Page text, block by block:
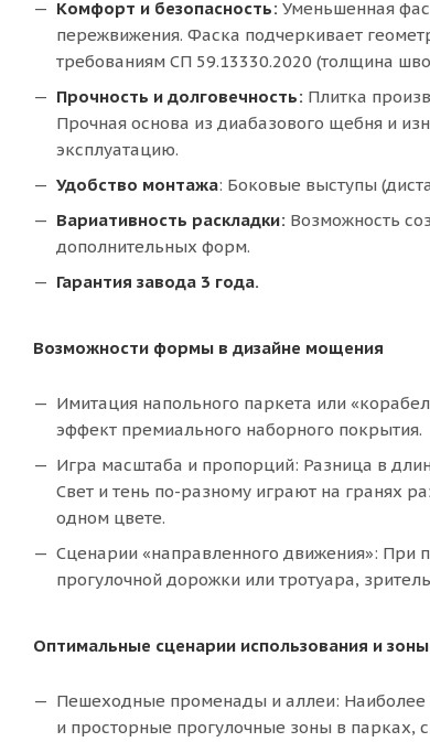
Комфорт и безопасность: Уменьшенная
пережвижения. Фаска подчеркивает
требованиям СП 59.13330.2020 (толщина
Прочность и долговечность: Плитка
Прочная основа из диабазового щебня и
эксплуатацию.
Удобство монтажа: Боковые выступы
Вариативность раскладки: Возможность
дополнительных форм.
Гарантия завода 3 года.
Возможности формы в дизайне мощения
Имитация напольного паркета или
эффект премиального наборного покрытия.
Игра масштаба и пропорций: Разница в
Свет и тень по-разному играют на гранях
одном цвете.
Сценарии «направленного движения»: При
прогулочной дорожки или тротуара,
Оптимальные сценарии использования и зоны
Пешеходные променады и аллеи:
и просторные прогулочные зоны в парках,